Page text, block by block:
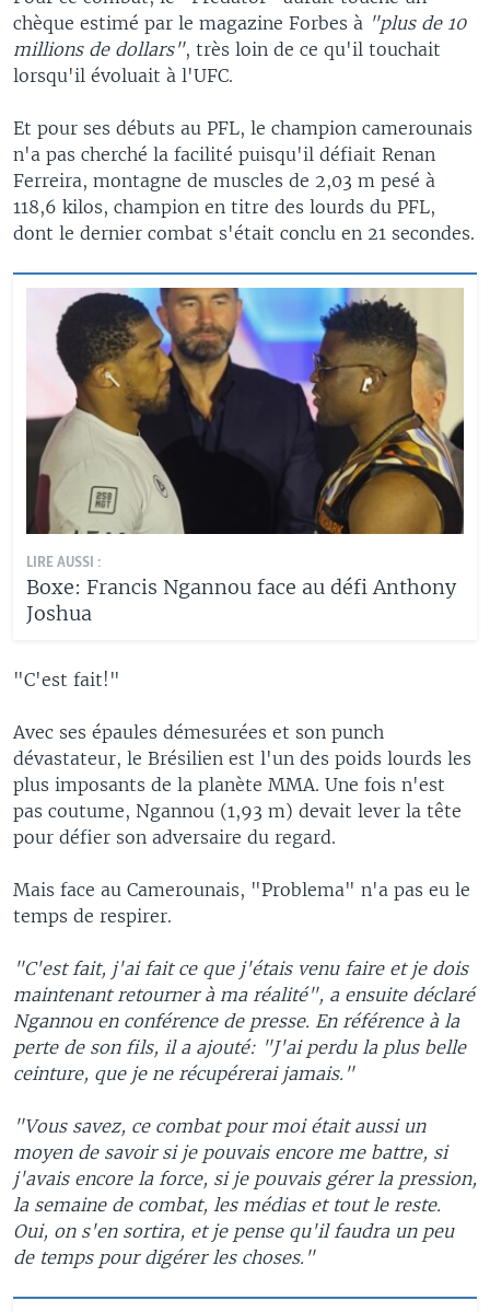
chèque estimé par le magazine Forbes à "plus de 10
millions de dollars", très loin de ce qu'il touchait
lorsqu'il évoluait à l'UFC.
Et pour ses débuts au PFL, le champion camerounais
n'a pas cherché la facilité puisqu'il défiait Renan
Ferreira, montagne de muscles de 2,03 m pesé à
118,6 kilos, champion en titre des lourds du PFL,
dont le dernier combat s'était conclu en 21 secondes.
LIRE AUSSI :
Boxe: Francis Ngannou face au défi Anthony
Joshua
"C'est fait!"
Avec ses épaules démesurées et son punch
dévastateur, le Brésilien est l'un des poids lourds les
plus imposants de la planète MMA. Une fois n'est
pas coutume, Ngannou (1,93 m) devait lever la tête
pour défier son adversaire du regard.
Mais face au Camerounais, "Problema" n'a pas eu le
temps de respirer.
"C'est fait, j'ai fait ce que j'étais venu faire et je dois
maintenant retourner à ma réalité", a ensuite déclaré
Ngannou en conférence de presse. En référence à la
perte de son fils, il a ajouté: "J'ai perdu la plus belle
ceinture, que je ne récupérerai jamais."
"Vous savez, ce combat pour moi était aussi un
moyen de savoir si je pouvais encore me battre, si
j'avais encore la force, si je pouvais gérer la pression,
la semaine de combat, les médias et tout le reste.
Oui, on s'en sortira, et je pense qu'il faudra un peu
de temps pour digérer les choses."